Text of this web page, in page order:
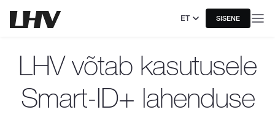
ET SISENE
LHV võtab kasutusele
Smart-ID+ lahenduse